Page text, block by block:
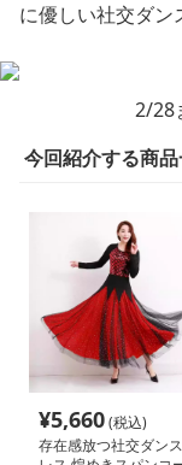
に優しい社交ダン
2/28
今回紹介する商
¥5,660(税込)
存在感放つ社交ダン